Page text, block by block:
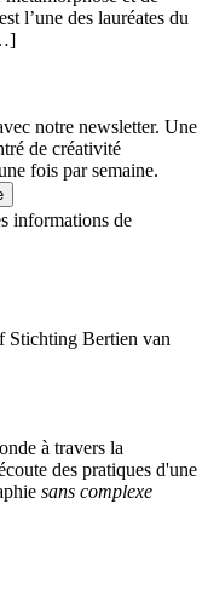
l’une des lauréates du
notre newsletter. Une
de créativité
fois par semaine.
informations de
Stichting Bertien van
à travers la
des pratiques d'une
sans complexe